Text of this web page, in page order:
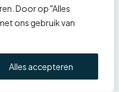
Door op "Alles
ons gebruik van
Alles accepteren